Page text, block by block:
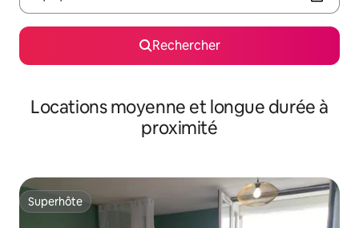
Rechercher
Locations moyenne et longue durée à
proximité
Superhôte
Superhôte